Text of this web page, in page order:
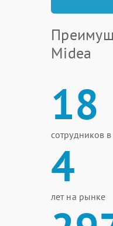
Midea
18
сотрудников
4
лет на рынке